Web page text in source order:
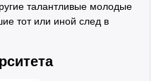
талантливые молодые
тот или иной след в